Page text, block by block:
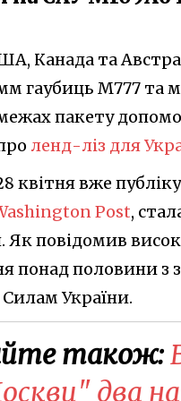
Канада та
гаубиць M777 та
пакету
ленд-ліз для
квітня вже
Post,
Як повідомив
понад половини з
України.
також:
два